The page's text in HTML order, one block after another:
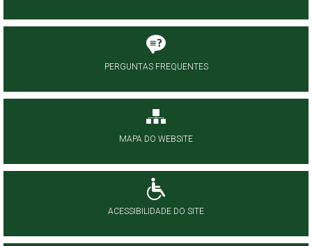
PERGUNTAS FREQUENTES
MAPA DO WEBSITE
ACESSIBILIDADE DO SITE